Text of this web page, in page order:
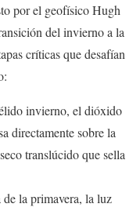
por el geofísico Hugh
del invierno a la
críticas que desafían
invierno, el dióxido
directamente sobre la
translúcido que sella
la primavera, la luz